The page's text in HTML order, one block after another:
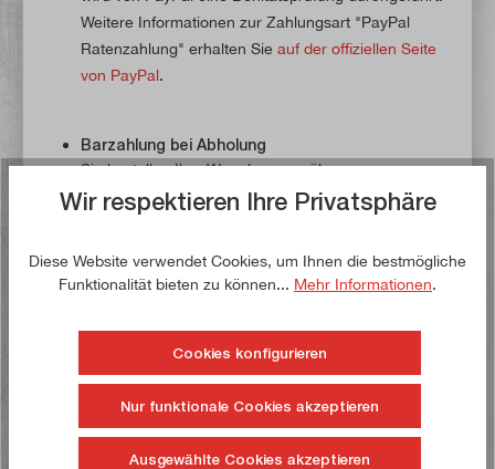
Weitere Informationen zur Zahlungsart "PayPal
Ratenzahlung" erhalten Sie auf der offiziellen Seite
von PayPal.
Barzahlung bei Abholung
Sie bestellen Ihre Ware bequem über unseren
Onlineshoppaulimot.de und wählen als Zahlungsart
unserem Fachgeschäft (Zeppelinstr. 3, 89231 Neu-
diesem Fall werden keine Versandkosten berechnet.
Bitte holen Sie Ihre Bestellunginnerhalb von 10
Werktagenab.
Nachnahme DHL Paketversand
Wir respektieren Ihre Privatsphäre
Diese Website verwendet Cookies, um Ihnen die bestmögliche
Funktionalität bieten zu können... Mehr Informationen.
Cookies konfigurieren
Nur funktionale Cookies akzeptieren
Ausgewählte Cookies akzeptieren